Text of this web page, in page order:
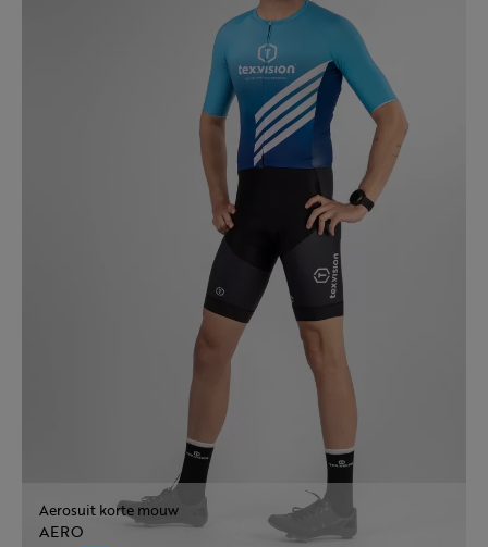
Aerosuit korte mouw
AERO